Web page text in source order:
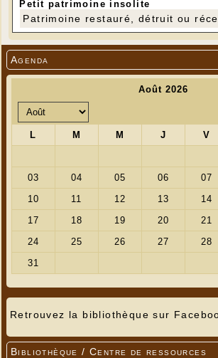
Agenda
Retrouvez la bibliothèque sur
Bibliothèque / Centre de ressources
Petit patrimoine insolite
Patrimoine restauré, détruit ou